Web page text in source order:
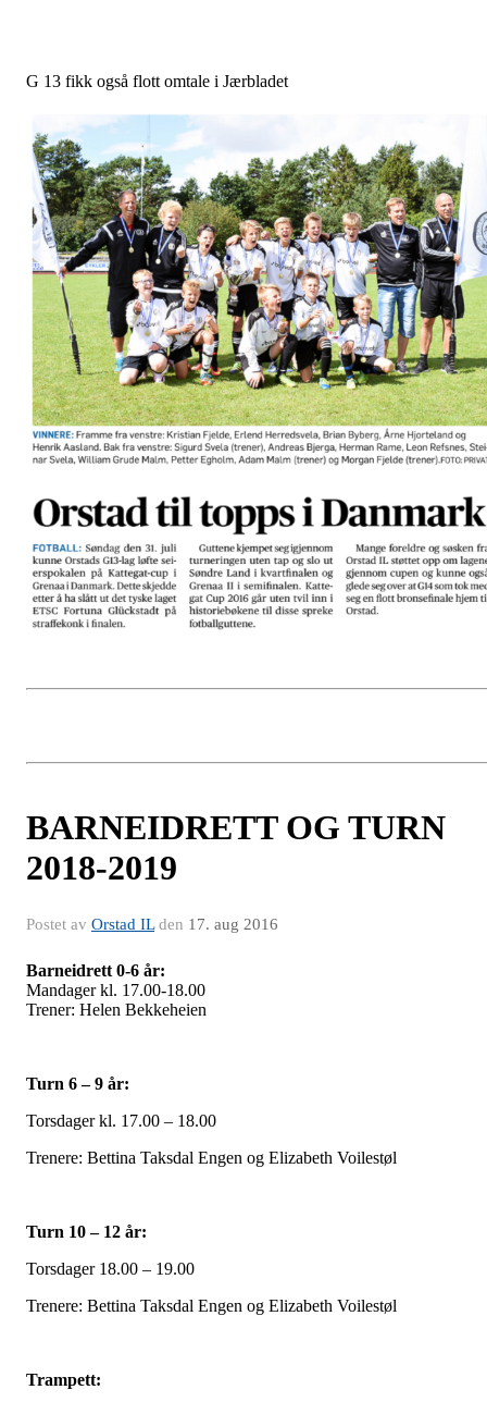
G 13 fikk også flott omtale i Jærbladet
BARNEIDRETT OG TURN
2018-2019
Postet av Orstad ILden 17. aug 2016
Barneidrett 0-6 år:
Mandager kl. 17.00-18.00
Trener: Helen Bekkeheien
Turn 6 – 9 år:
Torsdager kl. 17.00 – 18.00
Trenere: Bettina Taksdal Engen og Elizabeth Voilestøl
Turn 10 – 12 år:
Torsdager 18.00 – 19.00
Trenere: Bettina Taksdal Engen og Elizabeth Voilestøl
Trampett: